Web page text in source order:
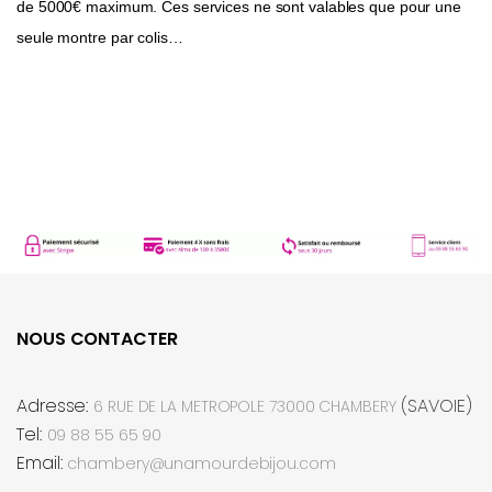
de 5000€ maximum. Ces services ne sont valables que pour une
seule montre par colis…
NOUS CONTACTER
Adresse: 6 RUE DE LA METROPOLE 73000 CHAMBERY(SAVOIE)
Tel: 09 88 55 65 90
Email: chambery@unamourdebijou.com